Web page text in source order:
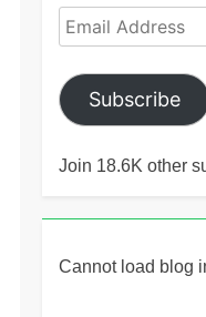
Email
Address
Subscribe
Join 18.6K other
Cannot load blog